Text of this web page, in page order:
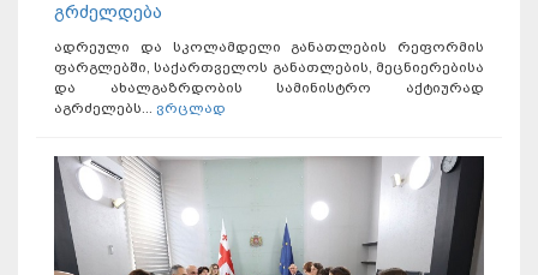
გრძელდება
ადრეული და სკოლამდელი განათლების რეფორმის
ფარგლებში, საქართველოს განათლების, მეცნიერებისა
და ახალგაზრდობის სამინისტრო აქტიურად
აგრძელებს... ვრცლად